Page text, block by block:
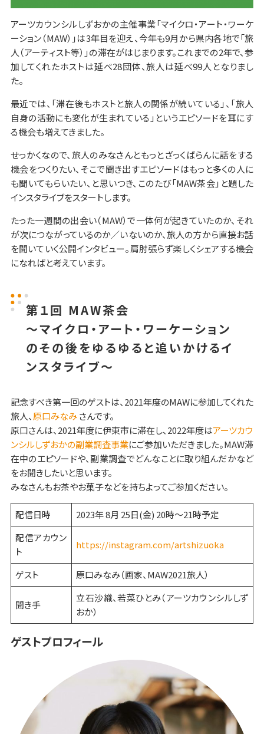
アーツカウンシルしずおかの主催事業「マイクロ・アート・ワーケ
ーション（MAW）」は3年目を迎え、今年も9月から県内各地で「旅
人（アーティスト等）」の滞在がはじまります。これまでの2年で、参
加してくれたホストは延べ28団体、旅人は延べ99人となりまし
た。
最近では、「滞在後もホストと旅人の関係が続いている」、「旅人
自身の活動にも変化が生まれている」というエピソードを耳にす
る機会も増えてきました。
せっかくなので、旅人のみなさんともっとざっくばらんに話をする
機会をつくりたい、そこで聞き出すエピソードはもっと多くの人に
も聞いてもらいたい、と思いつき、このたび「MAW茶会」と題した
インスタライブをスタートします。
たった一週間の出会い（MAW）で一体何が起きていたのか、それ
が次につながっているのか／いないのか、旅人の方から直接お話
を聞いていく公開インタビュー。肩肘張らず楽しくシェアする機会
になればと考えています。
第１回 MAW茶会
〜マイクロ・アート・ワーケーション
のその後をゆるゆると追いかけるイ
ンスタライブ〜
記念すべき第一回のゲストは、2021年度のMAWに参加してくれた
旅人、 原口みなみさんです。
原口さんは、2021年度に伊東市に滞在し、2022年度はアーツカウ
ンシルしずおかの副業調査事業にご参加いただきました。MAW滞
在中のエピソードや、副業調査でどんなことに取り組んだかなど
をお聞きしたいと思います。
みなさんもお茶やお菓子などを持ちよってご参加ください。
配信日時
2023年 8月 25日(金) 20時〜21時予定
配信アカウン
ト
https://instagram.com/artshizuoka
ゲスト 原口みなみ（画家、MAW2021旅人）
聞き手
立石沙織、若菜ひとみ（アーツカウンシルしず
おか）
ゲストプロフィール